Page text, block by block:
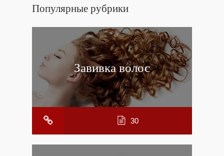
Популярные рубрики
Завивка волос
30